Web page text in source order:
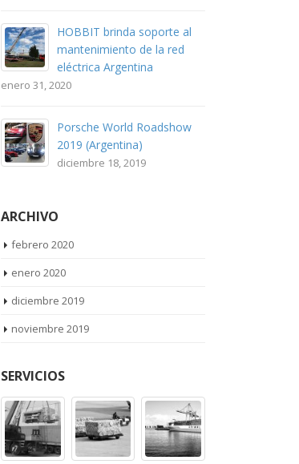
HOBBIT brinda soporte al
mantenimiento de la red
eléctrica Argentina
enero 31, 2020
Porsche World Roadshow
2019 (Argentina)
diciembre 18, 2019
ARCHIVO
febrero 2020
enero 2020
diciembre 2019
noviembre 2019
SERVICIOS